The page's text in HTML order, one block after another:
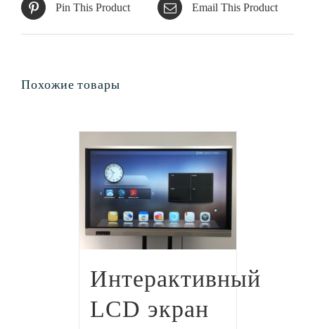
Pin This Product Email This Product
Похожие товары
Интерактивный
LCD экран